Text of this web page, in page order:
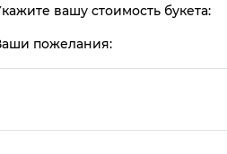
вашу стоимость букета:
пожелания: